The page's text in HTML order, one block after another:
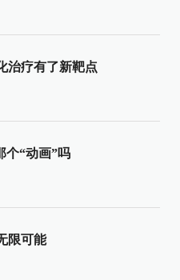
治疗有了新靶点
个“动画”吗
限可能